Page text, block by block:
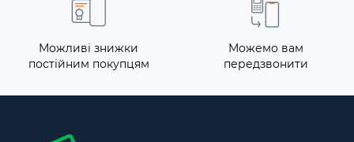
Можливі знижки
постійним покупцям
Можемо вам
передзвонити